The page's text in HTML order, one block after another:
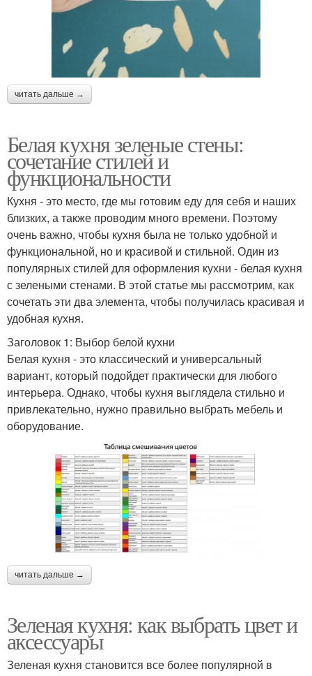
читать дальше →
Белая кухня зеленые стены:
сочетание стилей и
функциональности
Кухня - это место, где мы готовим еду для себя и наших
близких, а также проводим много времени. Поэтому
очень важно, чтобы кухня была не только удобной и
функциональной, но и красивой и стильной. Один из
популярных стилей для оформления кухни - белая кухня
с зелеными стенами. В этой статье мы рассмотрим, как
сочетать эти два элемента, чтобы получилась красивая и
удобная кухня.
Заголовок 1: Выбор белой кухни
Белая кухня - это классический и универсальный
вариант, который подойдет практически для любого
интерьера. Однако, чтобы кухня выглядела стильно и
привлекательно, нужно правильно выбрать мебель и
оборудование.
читать дальше →
Зеленая кухня: как выбрать цвет и
аксессуары
Зеленая кухня становится все более популярной в